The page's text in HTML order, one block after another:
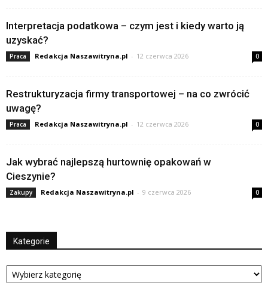
Interpretacja podatkowa – czym jest i kiedy warto ją
uzyskać?
Praca Redakcja Naszawitryna.pl - 12 czerwca 2026 0
Restrukturyzacja firmy transportowej – na co zwrócić
uwagę?
Praca Redakcja Naszawitryna.pl - 12 czerwca 2026 0
Jak wybrać najlepszą hurtownię opakowań w
Cieszynie?
Zakupy Redakcja Naszawitryna.pl - 9 czerwca 2026 0
Kategorie
Kategorie